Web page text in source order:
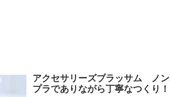
アクセサリーズブラッサム ノ
プラでありながら丁寧なつくり！